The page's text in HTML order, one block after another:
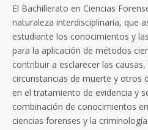
El Bachillerato en Ciencias
naturaleza interdisciplinaria, que
estudiante los conocimientos y
para la aplicación de métodos
contribuir a esclarecer las
circunstancias de muerte y otros
en el tratamiento de evidencia y
combinación de conocimientos
ciencias forenses y la criminología.